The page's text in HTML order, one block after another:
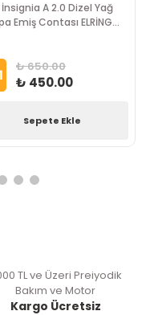
A 2.0 Dizel Yağ
Emiş Contası ELRİNG
₺ 650.00
₺ 450.00
Sepete Ekle
TL ve Üzeri Preiyodik
Bakım ve Motor
Kargo Ücretsiz